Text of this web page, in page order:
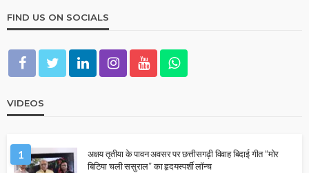
FIND US ON SOCIALS
VIDEOS
1
अक्षय तृतीया के पावन अवसर पर छत्तीसगढ़ी विवाह बिदाई गीत “मोर
बिटिया चली ससुराल” का हृदयस्पर्शी लॉन्च